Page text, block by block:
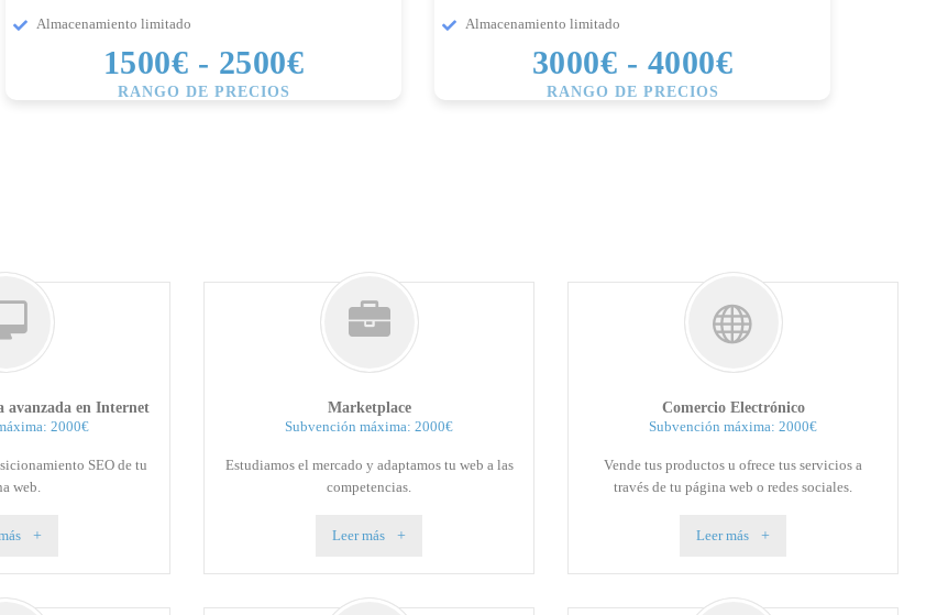
Almacenamiento limitado
1500€ - 2500€
RANGO DE PRECIOS
Almacenamiento limitado
3000€ - 4000€
RANGO DE PRECIOS
avanzada en Internet
2000€
SEO de tu
web.
Marketplace
Subvención máxima: 2000€
Estudiamos el mercado y adaptamos tu web a las
competencias.
Leer más
Comercio Electrónico
Subvención máxima: 2000€
Vende tus productos u ofrece tus servicios a
través de tu página web o redes sociales.
Leer más